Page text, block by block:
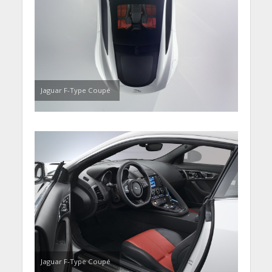
Jaguar F-Type Coupé
Jaguar F-Type Coupé